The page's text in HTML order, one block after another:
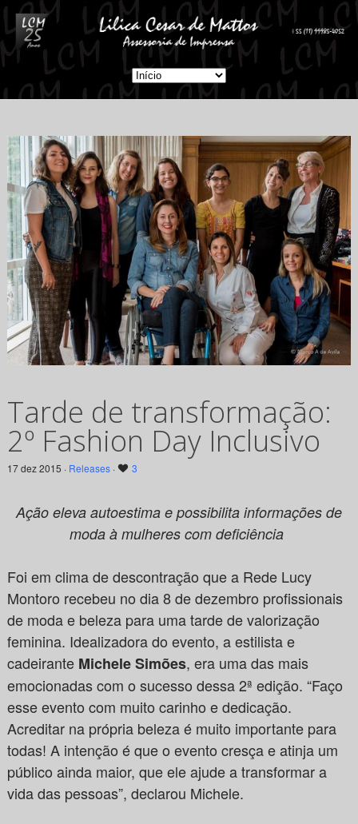
Tarde de transformação:
2º Fashion Day Inclusivo
17 dez 2015 · Releases· 3
Ação eleva autoestima e possibilita informações de
moda à mulheres com deficiência
Foi em clima de descontração que a Rede Lucy
Montoro recebeu no dia 8 de dezembro profissionais
de moda e beleza para uma tarde de valorização
feminina. Idealizadora do evento, a estilista e
cadeirante Michele Simões, era uma das mais
emocionadas com o sucesso dessa 2ª edição. “Faço
esse evento com muito carinho e dedicação.
Acreditar na própria beleza é muito importante para
todas! A intenção é que o evento cresça e atinja um
público ainda maior, que ele ajude a transformar a
vida das pessoas”, declarou Michele.